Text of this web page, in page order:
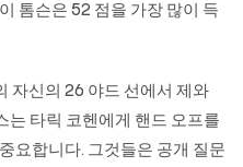
톰슨은 52 점을 가장 많이 득
자신의 26 야드 선에서 제와
는 타릭 코헨에게 핸드 오프를
요합니다. 그것들은 공개 질문